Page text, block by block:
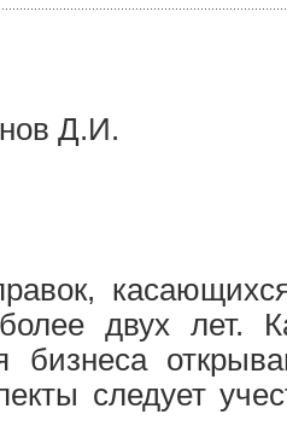
Д.И.
двух лет.
следует